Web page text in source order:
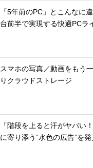
「5年前のPC」とこんなに
台前半で実現する快適PCラ
スマホの写真／動画をもう
りクラウドストレージ
「階段を上ると汗がヤバい
に寄り添う“水色の広告”を発